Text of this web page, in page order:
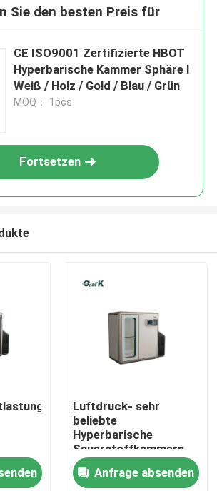
Sie den besten Preis für
CE ISO9001 Zertifizierte HBOT
Hyperbarische Kammer Sphäre I
Weiß / Holz / Gold / Blau / Grün
MOQ： 1pcs
Fortsetzen
Luftdruck- sehr
beliebte
Hyperbarische
Sauerstoffkammern
für verbesserte
Therapie
Anfrage absenden